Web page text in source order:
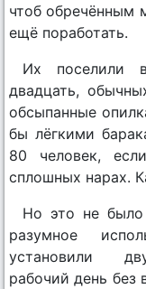
чтоб обречённым
ещё поработать.
Их поселили
двадцать,
обсыпанные
бы лёгкими
80 человек,
сплошных нарах.
Но это не
разумное
установили
рабочий день без